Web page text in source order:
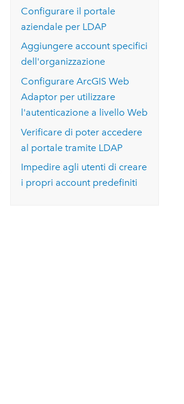
Configurare il portale
aziendale per LDAP
Aggiungere account specifici
dell'organizzazione
ConfigurareArcGIS Web
Adaptor per utilizzare
l'autenticazione a livello Web
Verificare di poter accedere
al portale tramite LDAP
Impedire agli utenti di creare
i propri account predefiniti